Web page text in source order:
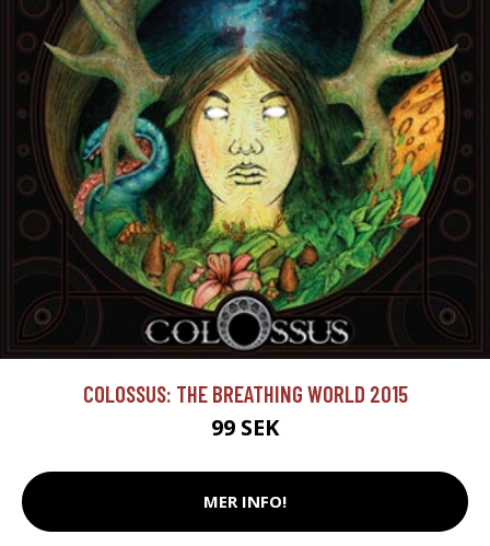
COLOSSUS: THE BREATHING WORLD 2015
99 SEK
MER INFO!